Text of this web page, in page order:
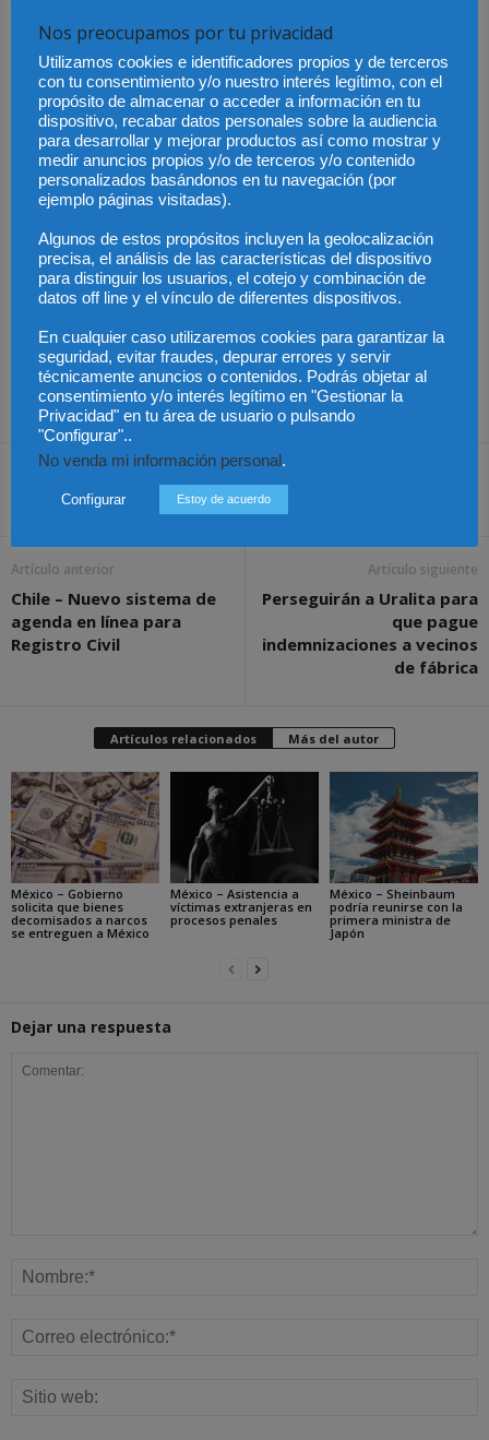
destacada.
He leído y acepto la Política de privacidad
objeto exclusivo de dar respuesta a su suscripción Dicho fichero es
de titularidad exclusiva de LEXDIR GLOBAL S.L. y no será cedido a
un tercero en ningún caso.
Share
Artículo anterior
Chile – Nuevo sistema de
agenda en línea para
Registro Civil
Artículo siguiente
Perseguirán a Uralita para
que pague
indemnizaciones a vecinos
de fábrica
Artículos relacionados Más del autor
México – Gobierno
solicita que bienes
decomisados a narcos
se entreguen a México
México – Asistencia a
víctimas extranjeras en
procesos penales
México – Sheinbaum
podría reunirse con la
primera ministra de
Japón
Dejar una respuesta
Nos preocupamos por tu privacidad
Utilizamos cookies e identificadores propios y de terceros
con tu consentimiento y/o nuestro interés legítimo, con el
propósito de almacenar o acceder a información en tu
dispositivo, recabar datos personales sobre la audiencia
para desarrollar y mejorar productos así como mostrar y
medir anuncios propios y/o de terceros y/o contenido
personalizados basándonos en tu navegación (por
ejemplo páginas visitadas).
Algunos de estos propósitos incluyen la geolocalización
precisa, el análisis de las características del dispositivo
para distinguir los usuarios, el cotejo y combinación de
datos off line y el vínculo de diferentes dispositivos.
En cualquier caso utilizaremos cookies para garantizar la
seguridad, evitar fraudes, depurar errores y servir
técnicamente anuncios o contenidos. Podrás objetar al
consentimiento y/o interés legítimo en "Gestionar la
Privacidad" en tu área de usuario o pulsando
"Configurar"..
No venda mi información personal.
Configurar Estoy de acuerdo